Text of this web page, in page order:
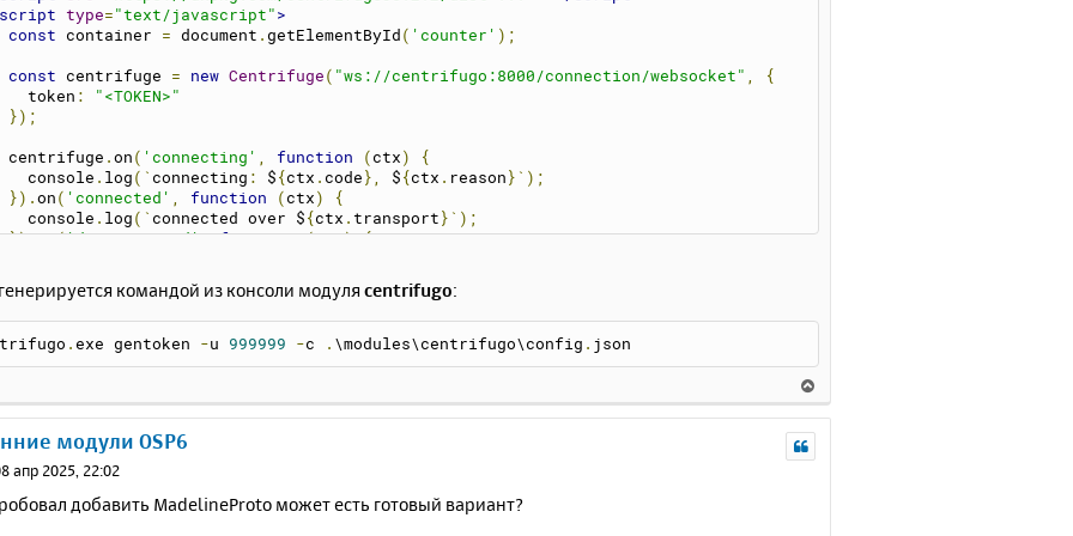
type= "text/javascript" >
const container = document . getElementById ( 'counter' );
const centrifuge = new Centrifuge ( "ws://centrifugo:8000/connection/websocket"
{
      token
:
"<TOKEN>"
});
    centrifuge
. on ( 'connecting' function ( ctx )
{
      console
. log (` connecting : $ { ctx . code }, $ { ctx . reason }`);
}). on ( 'connected' function ( ctx )
{
      console
. log (` connected over $ { ctx . transport }`);
}).on('disconnected', function (ctx) {
const sub = centrifuge.newSubscription("ns1");
}).on('subscribing', function (ctx) {
      console
.log (`subscribing
on('subscribed'
      console
}).on( 'unsubscribed', function (ctx) {
командой из консоли модуля centrifugo:
. exe gentoken -u 999999 -c . \modules\centrifugo\config . json
е
модули OSP6
апр 2025, 22:02
добавить MadelineProto может есть готовый вариант?